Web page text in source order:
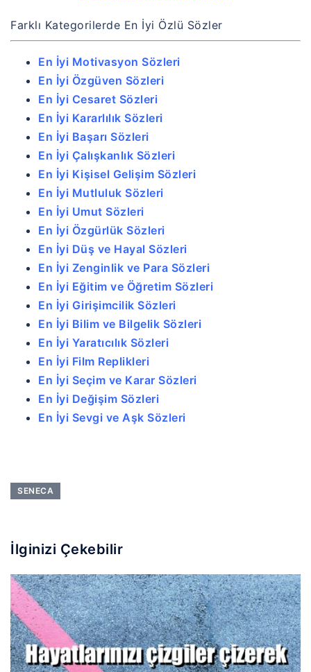
Farklı Kategorilerde En İyi Özlü Sözler
En İyi Motivasyon Sözleri
En İyi Özgüven Sözleri
En İyi Cesaret Sözleri
En İyi Kararlılık Sözleri
En İyi Başarı Sözleri
En İyi Çalışkanlık Sözleri
En İyi Kişisel Gelişim Sözleri
En İyi Mutluluk Sözleri
En İyi Umut Sözleri
En İyi Özgürlük Sözleri
En İyi Düş ve Hayal Sözleri
En İyi Zenginlik ve Para Sözleri
En İyi Eğitim ve Öğretim Sözleri
En İyi Girişimcilik Sözleri
En İyi Bilim ve Bilgelik Sözleri
En İyi Yaratıcılık Sözleri
En İyi Film Replikleri
En İyi Seçim ve Karar Sözleri
En İyi Değişim Sözleri
En İyi Sevgi ve Aşk Sözleri
SENECA
İlginizi Çekebilir